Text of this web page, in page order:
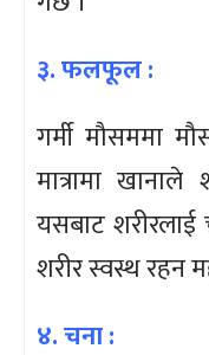
३. फलफूल :
गर्मी मौसममा
मात्रामा
यसबाट शरीरलाई
शरीर स्वस्थ रहन
४. चना :